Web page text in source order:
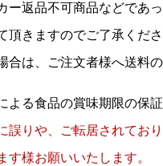
ー返品不可商品などであっ
頂きますのでご了承くださ
合は、ご注文者様へ送料の
よる食品の賞味期限の保証
誤りや、ご転居されており
す様お願いいたします。